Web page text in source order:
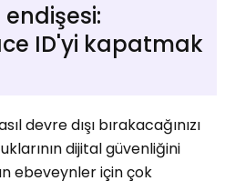
ID'yi kapatmak
devre dışı bırakacağınızı
dijital güvenliğini
ebeveynler için çok